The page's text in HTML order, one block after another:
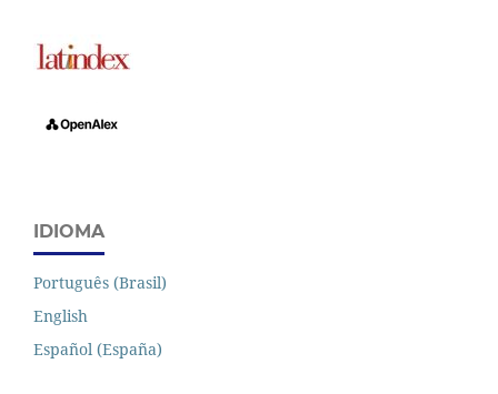
IDIOMA
Português (Brasil)
English
Español (España)